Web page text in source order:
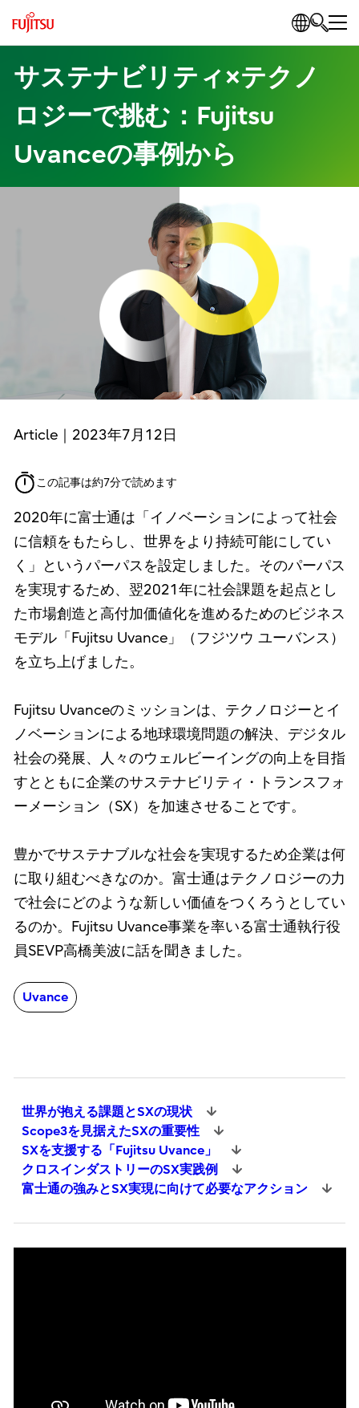
サステナビリティ×テクノ
ロジーで挑む：Fujitsu
Uvanceの事例から
Article｜2023年7月12日
この記事は約7分で読めます
2020年に富士通は「イノベーションによって社会
に信頼をもたらし、世界をより持続可能にしてい
く」というパーパスを設定しました。そのパーパス
を実現するため、翌2021年に社会課題を起点とし
た市場創造と高付加価値化を進めるためのビジネス
モデル「Fujitsu Uvance」（フジツウ ユーバンス）
を立ち上げました。
Fujitsu Uvanceのミッションは、テクノロジーとイ
ノベーションによる地球環境問題の解決、デジタル
社会の発展、人々のウェルビーイングの向上を目指
すとともに企業のサステナビリティ・トランスフォ
ーメーション（SX）を加速させることです。
豊かでサステナブルな社会を実現するため企業は何
に取り組むべきなのか。富士通はテクノロジーの力
で社会にどのような新しい価値をつくろうとしてい
るのか。Fujitsu Uvance事業を率いる富士通執行役
員SEVP高橋美波に話を聞きました。
Uvance
世界が抱える課題とSXの現状
Scope3を見据えたSXの重要性
SXを支援する「Fujitsu Uvance」
クロスインダストリーのSX実践例
富士通の強みとSX実現に向けて必要なアクション